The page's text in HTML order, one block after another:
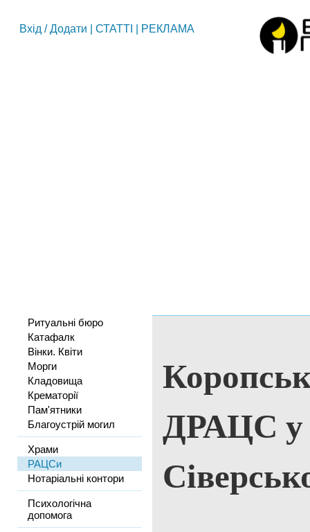
Вхід /Додати СТАТТІ РЕКЛАМА
Ритуальні бюро
Катафалк
Вінки. Квіти
Морги
Кладовища
Крематорії
Пам'ятники
Благоустрій могил
Храми
РАЦСи
Нотаріальні контори
Психологічна
допомога
ДРАЦС у